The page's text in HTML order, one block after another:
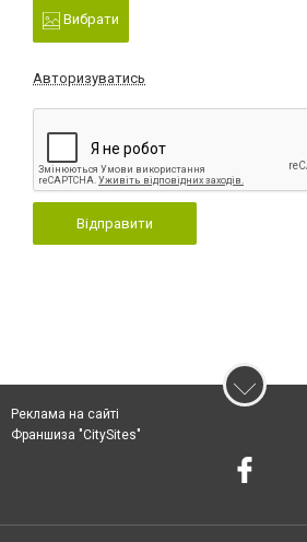
Вибрати
Авторизуватись
Відправити
Реклама на сайті
Франшиза "CitySites"